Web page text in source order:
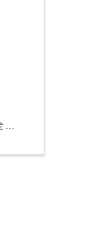
全国BIM技能等级考试建筑全程护航班